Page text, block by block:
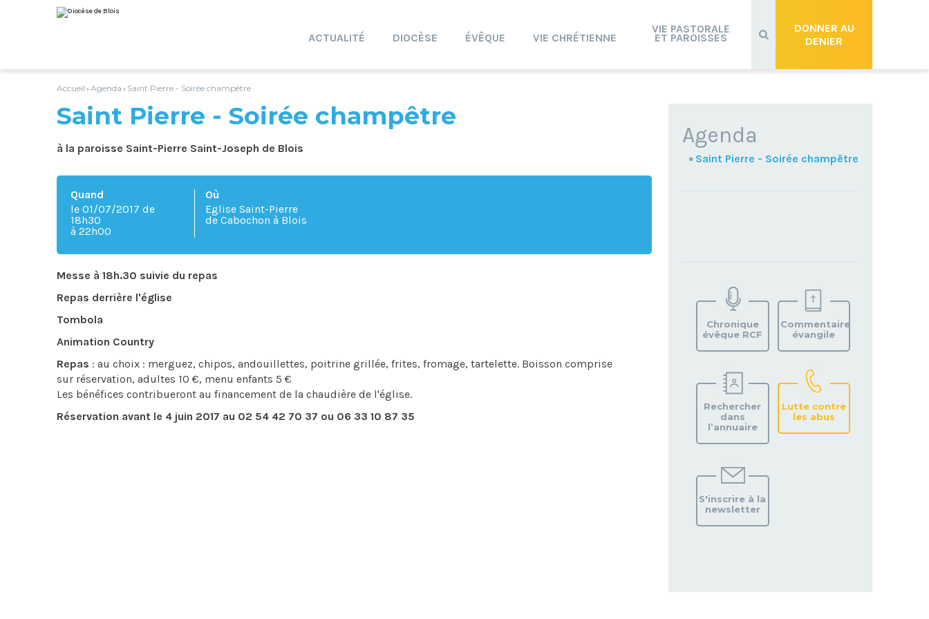
au
contenu.
personnels
DONNER AU
DENIER
ACTUALITÉ DIOCÈSE ÉVÊQUE VIE CHRÉTIENNE
VIE PASTORALE
ET PAROISSES
Accueil › Agenda › Saint Pierre - Soirée champêtre
Saint Pierre - Soirée champêtre
à la paroisse Saint-Pierre Saint-Joseph de Blois
Quand
le 01/07/2017 de
18h30
à 22h00
Où
Eglise Saint-Pierre
de Cabochon à Blois
Messe à 18h.30 suivie du repas
Repas derrière l'église
Tombola
Animation Country
Repas : au choix : merguez, chipos, andouillettes, poitrine grillée, frites, fromage, tartelette. Boisson comprise
sur réservation, adultes 10 €, menu enfants 5 €
Les bénéfices contribueront au financement de la chaudière de l'église.
Réservation avant le 4 juin 2017 au 02 54 42 70 37 ou 06 33 10 87 35
NAVIGATION
Agenda
Saint Pierre - Soirée champêtre
VOTRE
PAROISSE
Chronique
évêque RCF
Commentaire
évangile
Rechercher
dans
l’annuaire
Lutte contre
les abus
S'inscrire à la
newsletter